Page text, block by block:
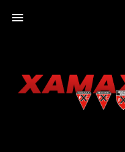
XAMAXFORUM